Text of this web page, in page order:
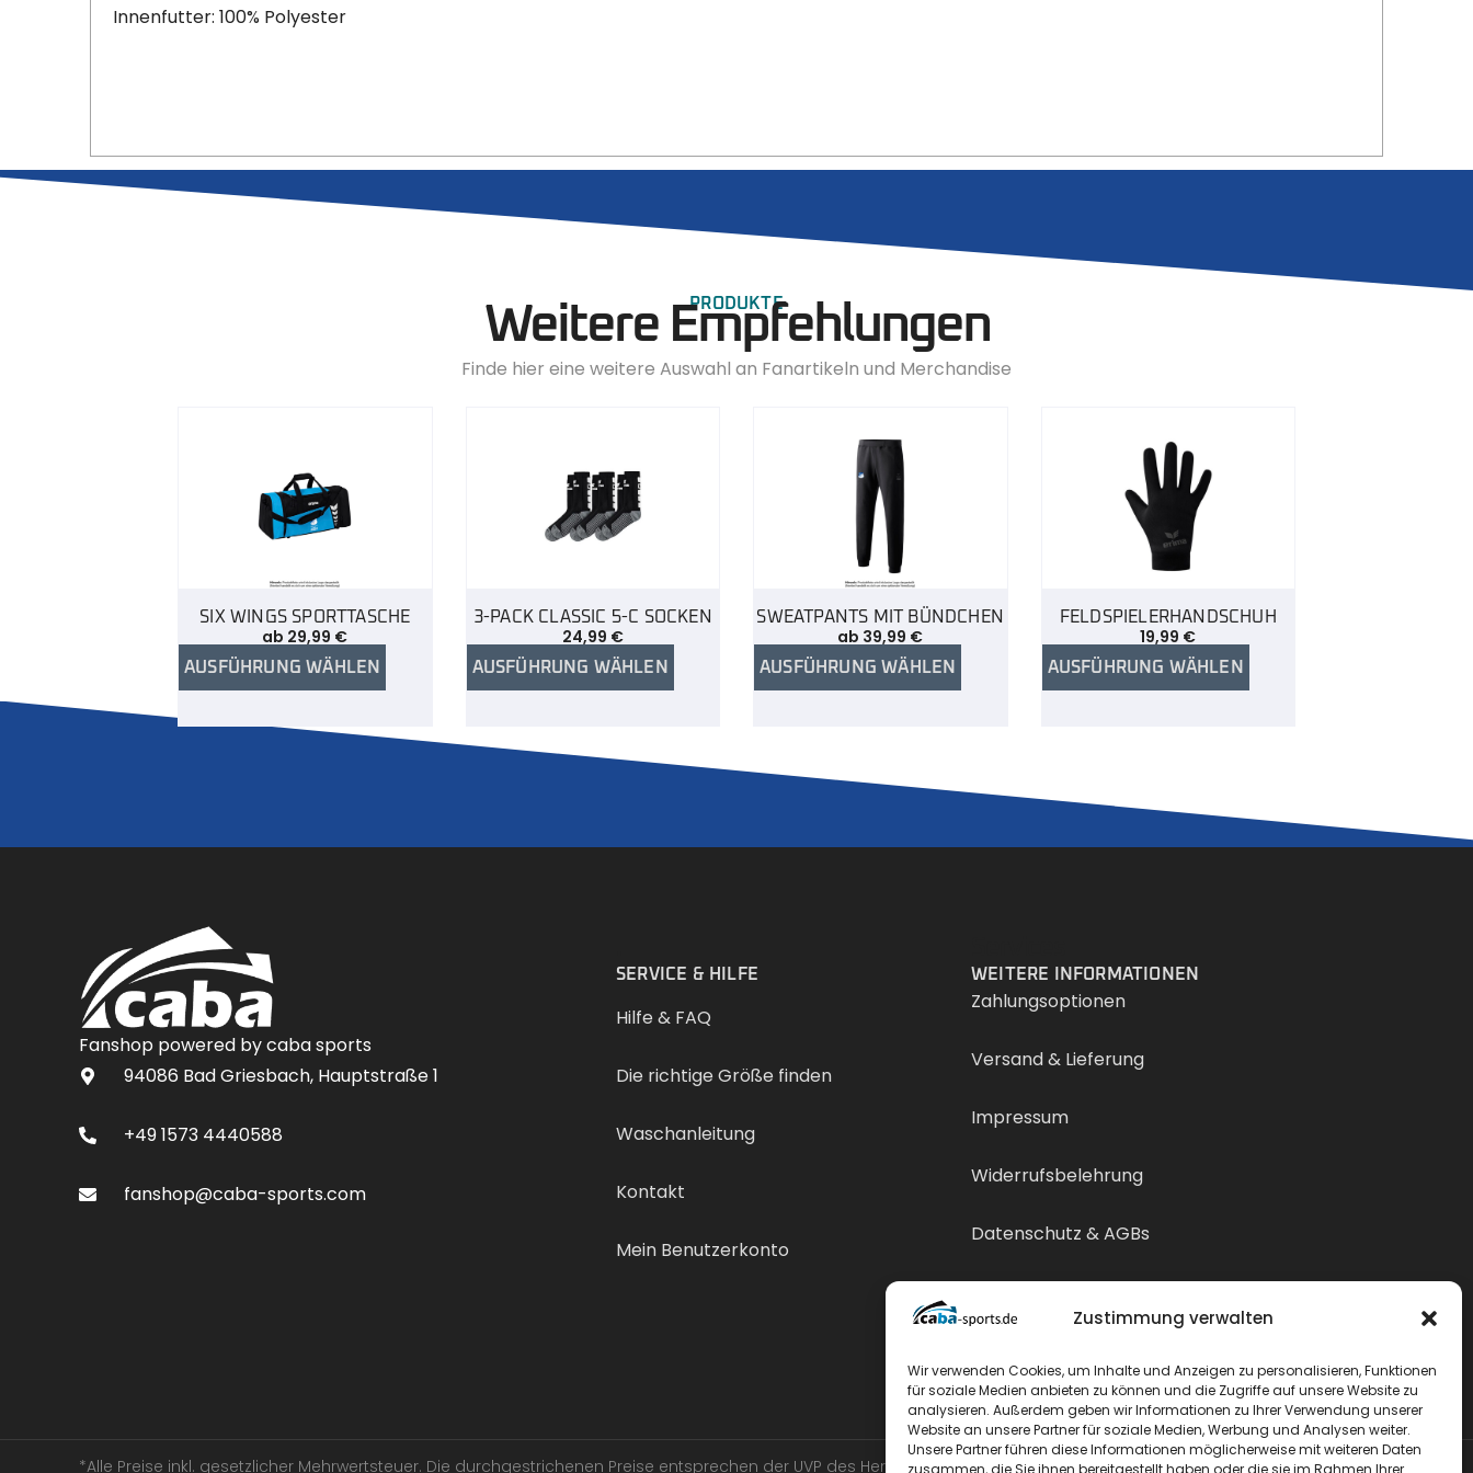
Zustimmung verwalten
Wir verwenden Cookies, um Inhalte und Anzeigen zu personalisieren, Funktionen
für soziale Medien anbieten zu können und die Zugriffe auf unsere Website zu
analysieren. Außerdem geben wir Informationen zu Ihrer Verwendung unserer
Website an unsere Partner für soziale Medien, Werbung und Analysen weiter.
Unsere Partner führen diese Informationen möglicherweise mit weiteren Daten
zusammen, die Sie ihnen bereitgestellt haben oder die sie im Rahmen Ihrer
Innenfutter: 100% Polyester
PRODUKTE
Weitere Empfehlungen
Finde hier eine weitere Auswahl an Fanartikeln und Merchandise
SIX WINGS SPORTTASCHE
ab 29,99 €
AUSFÜHRUNG WÄHLEN
3-PACK CLASSIC 5-C SOCKEN
24,99 €
AUSFÜHRUNG WÄHLEN
SWEATPANTS MIT BÜNDCHEN
ab 39,99 €
AUSFÜHRUNG WÄHLEN
FELDSPIELERHANDSCHUH
19,99 €
AUSFÜHRUNG WÄHLEN
Fanshop powered by caba sports
94086 Bad Griesbach, Hauptstraße 1
+49 1573 4440588
fanshop@caba-sports.com
SERVICE & HILFE
Hilfe & FAQ
Die richtige Größe finden
Waschanleitung
Kontakt
Mein Benutzerkonto
WEITERE INFORMATIONEN
Zahlungsoptionen
Versand & Lieferung
Impressum
Widerrufsbelehrung
Datenschutz & AGBs
*Alle Preise inkl. gesetzlicher Mehrwertsteuer. Die durchgestrichenen Preise entsprechen der UVP des Herstellers.